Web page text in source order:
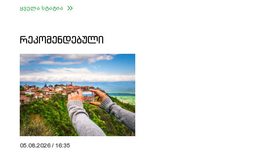
ყველა სტატია
ᲠᲔᲙᲝᲛᲔᲜᲓᲔᲑᲣᲚᲘ
05.08.2026 / 16:35